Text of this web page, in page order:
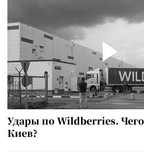
Удары по Wildberries.
Киев?